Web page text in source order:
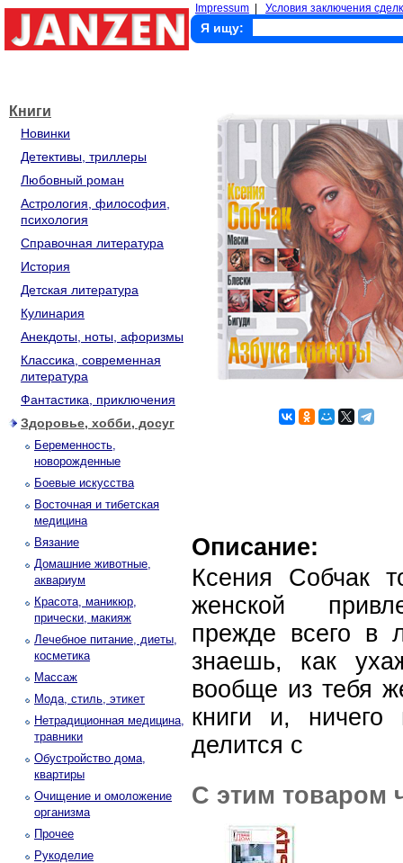
Impressum Условия заключения
Я ищу:
Книги
Новинки
Детективы, триллеры
Любовный роман
Астрология, философия,
психология
Справочная литература
История
Детская литература
Кулинария
Анекдоты, ноты, афоризмы
Классика, современная
литература
Фантастика, приключения
Здоровье, хобби, досуг
Беременность,
новорожденные
Боевые искусства
Восточная и тибетская
медицина
Вязание
Домашние животные,
аквариум
Красота, маникюр,
прически, макияж
Лечебное питание, диеты,
косметика
Массаж
Мода, стиль, этикет
Нетрадиционная медицина,
травники
Обустройство дома,
квартиры
Очищение и омоложение
организма
Прочее
Рукоделие
Описание:
Ксения Собчак
женской
прежде всего в
знаешь, как
вообще из тебя
книги и,
делится с
С этим товаром